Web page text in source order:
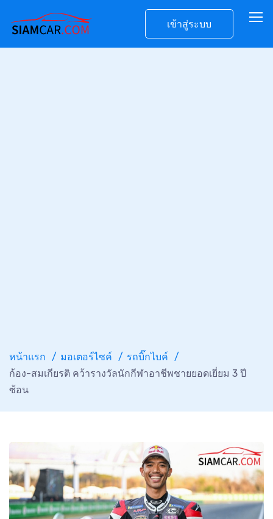
เข้าสู่ระบบ
หน้าแรก มอเตอร์ไซค์
รถบิ๊กไบค์
ก้อง-สมเกียรติ คว้ารางวัลนักกีฬาอาชีพชายยอดเยี่ยม 3 ปี
ซ้อน